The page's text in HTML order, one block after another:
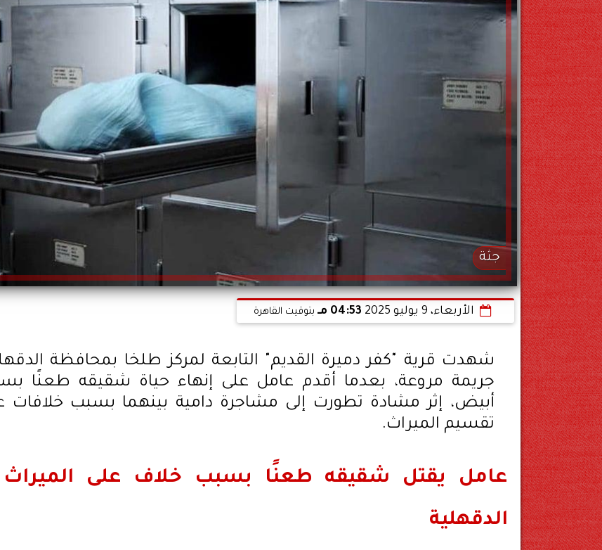
جثة
الأربعاء، 9 يوليو 2025 04:53 مـ بتوقيت القاهرة
شهدت قرية "كفر دميرة القديم" التابعة لمركز طلخا بمحافظة
جريمة مروعة، بعدما أقدم عامل على إنهاء حياة شقيقه طعنًا
أبيض، إثر مشادة تطورت إلى مشاجرة دامية بينهما بسبب خلافات
تقسيم الميراث.
عامل يقتل شقيقه طعنًا بسبب خلاف على
الدقهلية